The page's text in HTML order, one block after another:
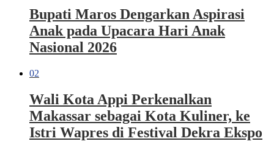
Bupati Maros Dengarkan Aspirasi
Anak pada Upacara Hari Anak
Nasional 2026
02
Wali Kota Appi Perkenalkan
Makassar sebagai Kota Kuliner, ke
Istri Wapres di Festival Dekra Ekspo